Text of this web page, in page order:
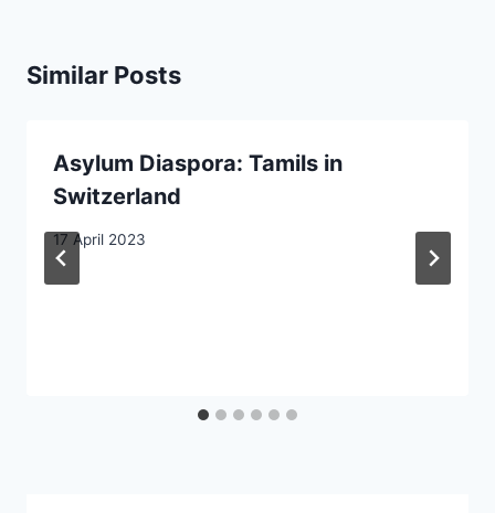
Similar Posts
Asylum Diaspora: Tamils in
Switzerland
17 April 2023